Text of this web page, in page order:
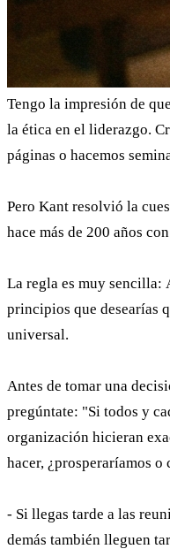
Tengo la impresión de
la ética en el liderazgo.
páginas o hacemos
Pero Kant resolvió la
hace más de 200 años
La regla es muy sencilla:
principios que desearías
universal.
Antes de tomar una
pregúntate: "Si todos y
organización hicieran
hacer, ¿prosperaríamos o
- Si llegas tarde a las
demás también lleguen